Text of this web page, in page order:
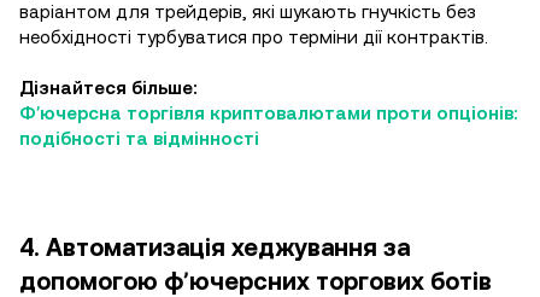
варіантом для трейдерів, які шукають гнучкість без
необхідності турбуватися про терміни дії контрактів.
Дізнайтеся більше:
Фʼючерсна торгівля криптовалютами проти опціонів:
подібності та відмінності
4. Автоматизація хеджування за
допомогою фʼючерсних торгових ботів